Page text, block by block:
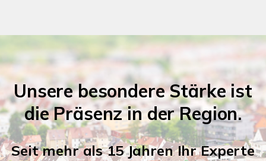
Unsere besondere Stärke ist
die Präsenz in der Region.
Seit mehr als 15 Jahren Ihr Experte